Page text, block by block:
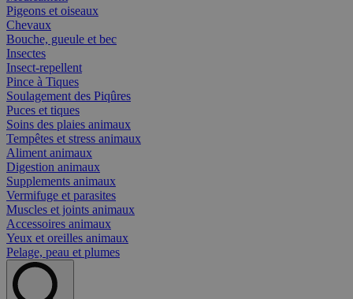
Pigeons et oiseaux
Chevaux
Bouche, gueule et bec
Insectes
Insect-repellent
Pince à Tiques
Soulagement des Piqûres
Puces et tiques
Soins des plaies animaux
Tempêtes et stress animaux
Aliment animaux
Digestion animaux
Supplements animaux
Vermifuge et parasites
Muscles et joints animaux
Accessoires animaux
Yeux et oreilles animaux
Pelage, peau et plumes